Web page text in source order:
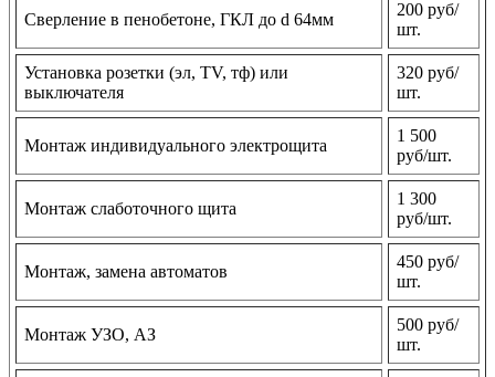
Сверление в пенобетоне, ГКЛ до d 64мм
200 руб/
шт.
Установка розетки (эл, TV, тф) или
выключателя
320 руб/
шт.
Монтаж индивидуального электрощита
1 500
руб/шт.
Монтаж слаботочного щита
1 300
руб/шт.
Монтаж, замена автоматов
450 руб/
шт.
Монтаж УЗО, АЗ
500 руб/
шт.